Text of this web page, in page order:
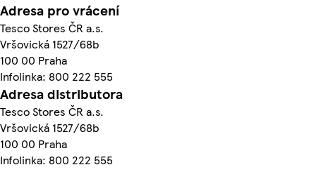
Adresa pro vrácení
Tesco Stores ČR a.s.
Vršovická 1527/68b
100 00 Praha
Infolinka: 800 222 555
Adresa distributora
Tesco Stores ČR a.s.
Vršovická 1527/68b
100 00 Praha
Infolinka: 800 222 555